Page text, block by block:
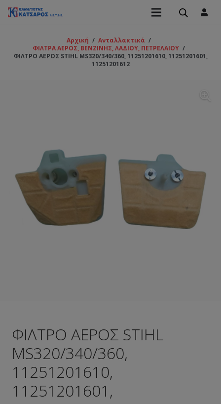
Αρχική / Ανταλλακτικά /
ΦΙΛΤΡΑ ΑΕΡΟΣ, ΒΕΝΖΙΝΗΣ, ΛΑΔΙΟΥ, ΠΕΤΡΕΛΑΙΟΥ /
ΦΙΛΤΡΟ ΑΕΡΟΣ STIHL MS320/340/360, 11251201610, 11251201601,
11251201612
ΦΙΛΤΡΟ ΑΕΡΟΣ STIHL
MS320/340/360,
11251201610,
11251201601,